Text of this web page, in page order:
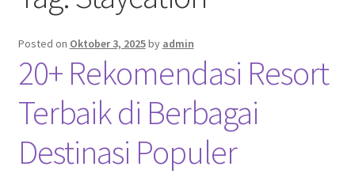
Contact
Disclaimer
Privacy Policy
Posted on Oktober 3, 2025by admin
20+ Rekomendasi Resort
Terbaik di Berbagai
Destinasi Populer